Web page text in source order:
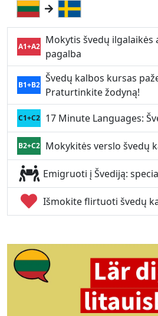
A1+A2
Mokytis švedų
pagalba
B1+B2
Švedų kalbos kursas
Praturtinkite žodyną!
C1+C2 17 Minute Languages:
B2+C2 Mokykitės verslo švedų
Emigruoti į Švediją:
Išmokite flirtuoti švedų